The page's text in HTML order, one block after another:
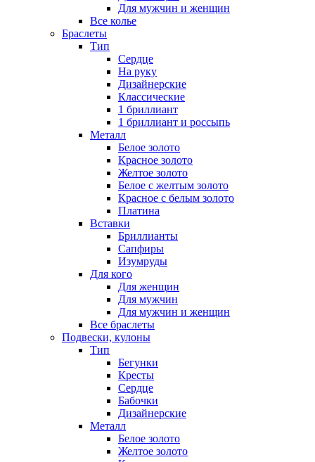
Для мужчин и женщин
Все колье
Браслеты
Тип
Сердце
На руку
Дизайнерские
Классические
1 бриллиант
1 бриллиант и россыпь
Металл
Белое золото
Красное золото
Желтое золото
Белое с желтым золото
Красное с белым золото
Платина
Вставки
Бриллианты
Сапфиры
Изумруды
Для кого
Для женщин
Для мужчин
Для мужчин и женщин
Все браслеты
Подвески, кулоны
Тип
Бегунки
Кресты
Сердце
Бабочки
Дизайнерские
Металл
Белое золото
Желтое золото